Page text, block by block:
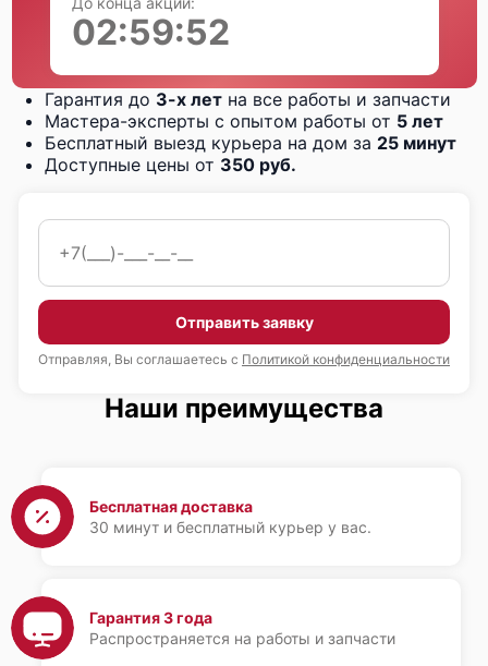
Гарантия до 3-х лет на все работы и запчасти
Мастера-эксперты с опытом работы от 5 лет
Бесплатный выезд курьера на дом за 25 минут
Доступные цены от 350 руб.
Отправить заявку
Отправляя, Вы соглашаетесь с Политикой конфиденциальности
02:59:51
Наши преимущества
Бесплатная доставка
30 минут и бесплатный курьер у вас.
Гарантия 3 года
Распространяется на работы и запчасти